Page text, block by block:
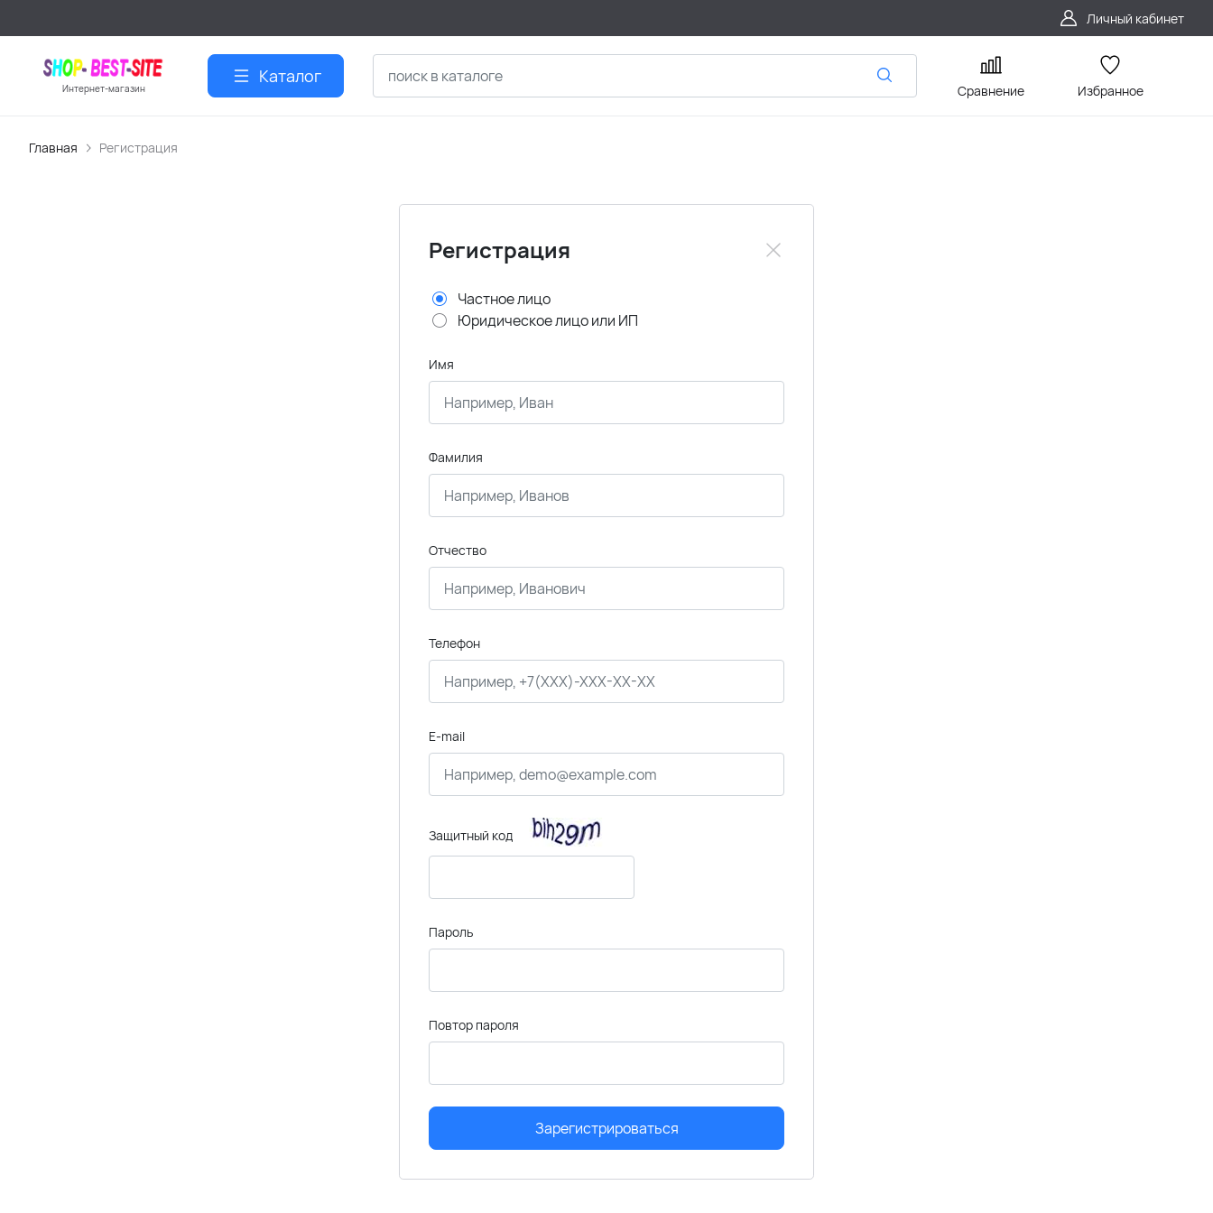
Личный кабинет
Интернет-магазин
Каталог
Сравнение Избранное
Главная Регистрация
Регистрация
Частное лицо
Юридическое лицо или ИП
Имя
Фамилия
Отчество
Телефон
E-mail
Защитный код
Пароль
Повтор пароля
Зарегистрироваться